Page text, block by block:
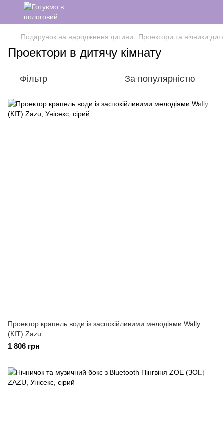
Подарунок на народження дитини Проектори та нічники
Проектори в дитячу кімнату
Фільтр За популярністю
Проектор крапель води із заспокійливими мелодіями Wally
(КІТ) Zazu
1 806 грн